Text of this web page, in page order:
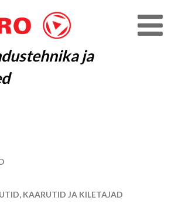
ja
KAARUTID JA KILETAJAD